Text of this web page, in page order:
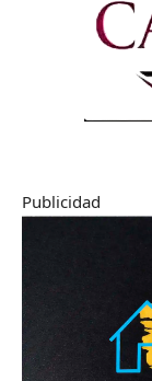
Publicidad